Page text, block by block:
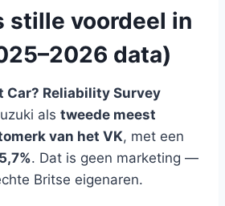
stille voordeel in
data)
Car? Reliability Survey
als tweede meest
van het VK, met een
. Dat is geen marketing —
Britse eigenaren.